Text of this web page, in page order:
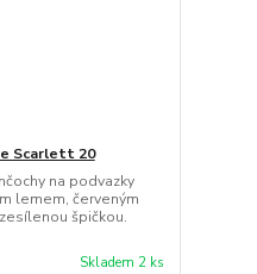
Scarlett 20
na podvazky
lemem, červeným
špičkou.
Skladem 2 ks